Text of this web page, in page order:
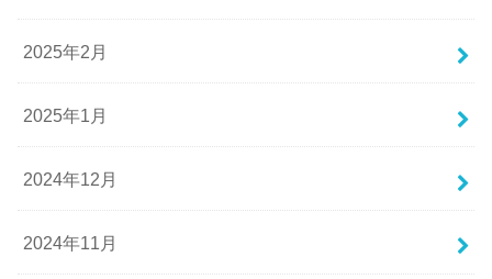
2025年2月
2025年1月
2024年12月
2024年11月